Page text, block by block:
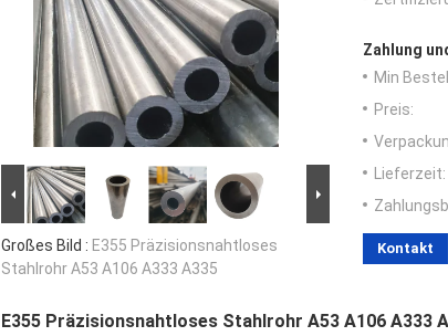
Großes Bild : E355 Präzisionsnahtloses
Stahlrohr A53 A106 A333 A335
Zahlung
Min
Preis:
Lieferzeit:
Kontakt
E355 Präzisionsnahtloses Stahlrohr A53 A106 A333